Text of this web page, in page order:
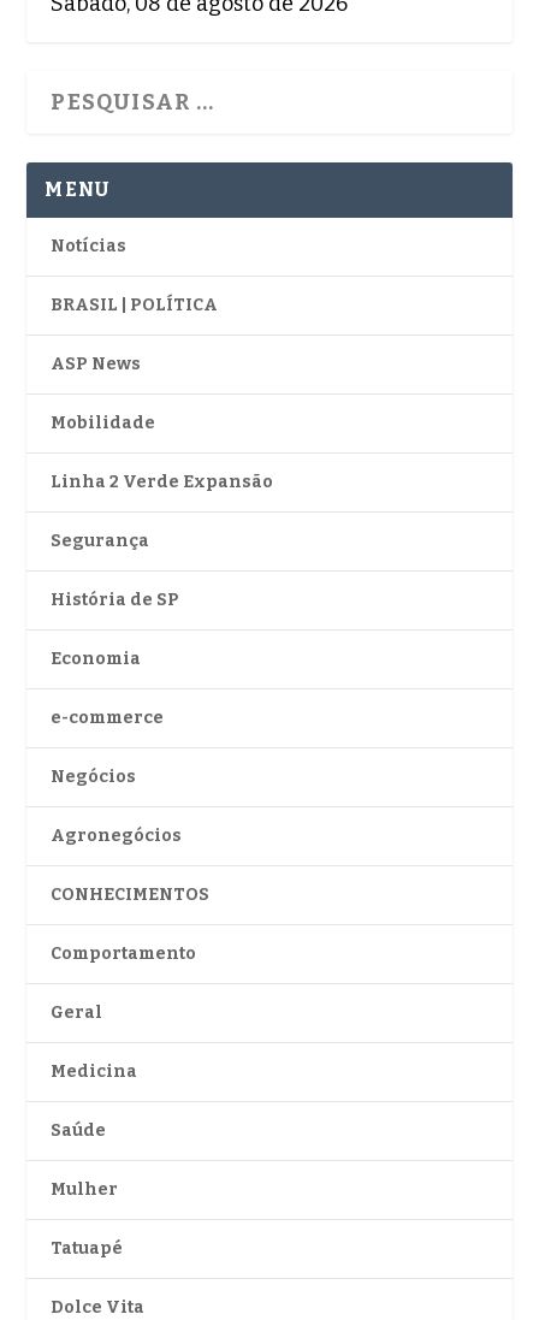
MENU
Notícias
BRASIL | POLÍTICA
ASP News
Mobilidade
Linha 2 Verde Expansão
Segurança
História de SP
Economia
e-commerce
Negócios
Agronegócios
CONHECIMENTOS
Comportamento
Geral
Medicina
Saúde
Mulher
Tatuapé
Dolce Vita